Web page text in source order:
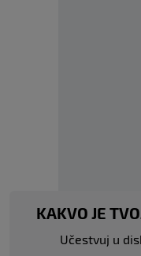
KAKVO JE
Učestvuj u